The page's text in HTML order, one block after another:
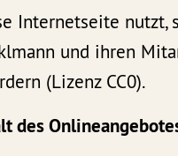
Internetseite nutzt,
und ihren
(Lizenz CC0).
des